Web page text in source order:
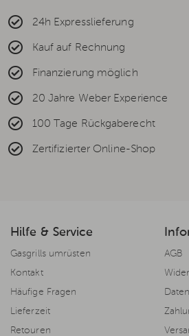
24h Expresslieferung
Kauf auf Rechnung
Finanzierung möglich
20 Jahre Weber Experience
100 Tage Rückgaberecht
Zertifizierter Online-Shop
Hilfe & Service
Gasgrills umrüsten
Kontakt
Häufige Fragen
Lieferzeit
Retouren
AGB